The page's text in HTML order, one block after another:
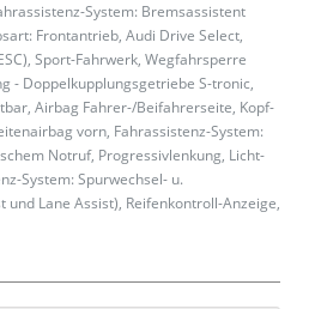
System: Bremsassistent
Frontantrieb, Audi Drive Select,
Sport-Fahrwerk, Wegfahrsperre
- Doppelkupplungsgetriebe S-tronic,
Airbag Fahrer-/Beifahrerseite, Kopf-
vorn, Fahrassistenz-System:
Notruf, Progressivlenkung, Licht-
System: Spurwechsel- u.
und Lane Assist), Reifenkontroll-Anzeige,